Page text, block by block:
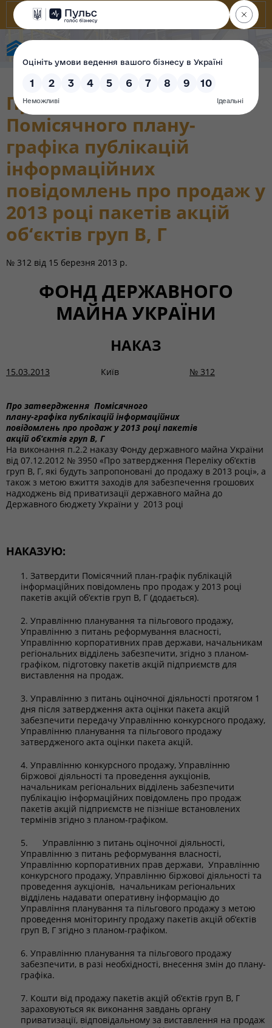
Про затвердження
Помісячного плану-
графіка публікацій
інформаційних
повідомлень про продаж у
2013 році пакетів акцій
об‘єктів груп В, Г
№ 312 від 15 березня 2013 р.
ФОНД ДЕРЖАВНОГО
МАЙНА УКРАЇНИ
НАКАЗ
15.03.2013 Київ № 312
Про затвердження Помісячного
плану-графіка публікацій інформаційних
повідомлень про продаж у 2013 році пакетів
акцій об‘єктів груп В, Г
На виконання п.2.2 наказу Фонду державного майна України
від 07.12.2012 № 3950 «Про затвердження Переліку об‘єктів
груп В, Г, які будуть запропоновані до продажу в 2013 році», а
також з метою вжиття заходів для забезпечення грошових
надходжень від приватизації державного майна до
Державного бюджету України у 2013 році
НАКАЗУЮ:
1. Затвердити Помісячний план-графік публікацій
інформаційних повідомлень про продаж у 2013 році
пакетів акцій об‘єктів груп В, Г (додається).
2. Управлінню планування та пільгового продажу,
Управлінню з питань реформування власності,
Управлінню корпоративних прав держави, начальникам
регіональних відділень забезпечити, згідно з планом-
графіком, підготовку пакетів акцій підприємств для
виставлення на продаж.
3. Управлінню з питань оціночної діяльності протягом 1
дня після затвердження акта оцінки пакета акцій
забезпечити передачу Управлінню конкурсного продажу,
Управлінню планування та пільгового продажу
затвердженого акта оцінки пакета акцій.
4. Управлінню конкурсного продажу, Управлінню
біржової діяльності та проведення аукціонів,
начальникам регіональних відділень забезпечити
публікацію інформаційних повідомлень про продаж
пакетів акцій підприємств не пізніше встановлених
термінів згідно з планом-графіком.
5. Управлінню з питань оціночної діяльності,
Управлінню з питань реформування власності,
Управлінню корпоративних прав держави, Управлінню
конкурсного продажу, Управлінню біржової діяльності та
проведення аукціонів, начальникам регіональних
відділень надавати оперативну інформацію до
Управління планування та пільгового продажу з метою
проведення моніторингу продажу пакетів акцій об‘єктів
груп В, Г згідно з планом-графіком.
6. Управлінню планування та пільгового продажу
забезпечити, в разі необхідності, внесення змін до плану-
графіка.
7. Кошти від продажу пакетів акцій об‘єктів груп В, Г
зараховуються як виконання завдань органу
приватизації, відповідальному за виставлення на продаж